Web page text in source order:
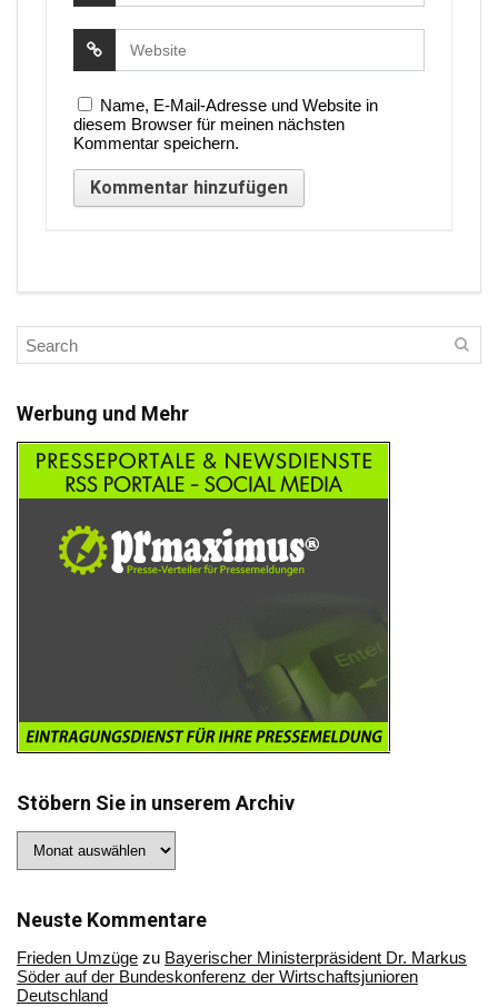
Name, E-Mail-Adresse und Website in
diesem Browser für meinen nächsten
Kommentar speichern.
Werbung und Mehr
Stöbern Sie in unserem Archiv
Sie
Archiv
Neuste Kommentare
Frieden Umzüge zu Bayerischer Ministerpräsident Dr. Markus
Söder auf der Bundeskonferenz der Wirtschaftsjunioren
Deutschland